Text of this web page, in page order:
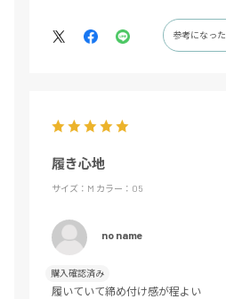
参考になった
履き心地
サイズ：M カラー：05
no name
購入確認済み
履いていて締め付け感が程よい